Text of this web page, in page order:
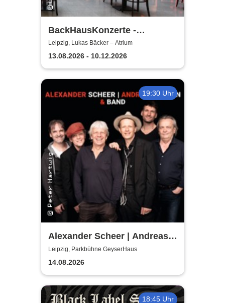
BackHausKonzerte -
Kammermusik mit der
Sinfonia Leipzig
Leipzig, Lukas Bäcker – Atrium
13.08.2026 - 10.12.2026
19:30 Uhr
Alexander Scheer | Andreas
Dresen & Band spielen (nicht
nur) Gundermann
Leipzig, Parkbühne GeyserHaus
14.08.2026
18:45 Uhr